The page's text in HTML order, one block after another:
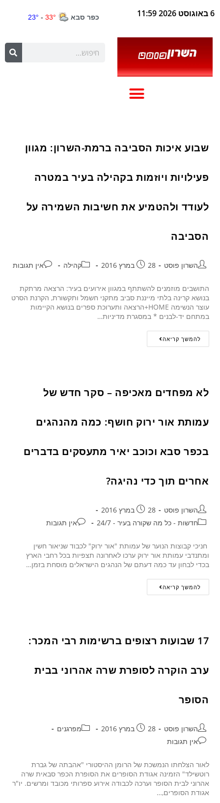
6 באוגוסט 2026 11:59
שבוע איכות הסביבה ברמת-השרון: מגוון
פעילויות ויוזמות בקהילה בעיר במטרה
לעודד ולהטמיע את חשיבות השמירה על
הסביבה
השרון פוסט 28 במרץ 2016 קהילה אין תגובות
התושבים מוזמנים להשתתף במגוון אירועים בעיר: הרצאה מרתקת
בנושא קרינה בלתי מייננת סביב מתקני חשמל ותקשורת, הקרנת הסרט
עוצר הנשימה HOME+הרצאה ותערוכת ספרים בנושא הקיימות
במתחם יד-לבנים * במסגרת מדיניות…
להמשך קריאה
לא מפחדים מאכיפה – סקר חדש של
עמותת אור ירוק חושף: כמה מהנהגים
בכפר סבא וכוכב יאיר מתעסקים בדברים
אחרים תוך כדי נהיגה?
השרון פוסט
28 במרץ 2016
חדשות - כל מה שקורה בעיר - 24/7
אין תגובות
חניכי קבוצות הנוער של עמותת "אור ירוק" לכבוד שניאור חשין
ומתנדבי עמותת אור ירוק ערכו לאחרונה תצפיות בכל רחבי הארץ
בכדי לבחון עד כמה דעתם של הנהגים הישראלים מוסחת בזמן…
להמשך קריאה
17 שבועות רצופים ברשימות רבי המכר:
ערב הוקרה לסופרת שרה אהרוני בבית
הסופר
השרון פוסט 28 במרץ 2016
מפרגנים
אין תגובות
לאור הצלחתו הנמשכת של הרומן ההיסטורי "אהבתה של גברת
רוטשילד" הזמינה אגודת הסופרים את הסופרת הכפר סבאית שרה
אהרוני לבית הסופר וערכה לכבודה אירוע ספרותי מכובד ומרשים. יו"ר
אגודת הסופרים,…